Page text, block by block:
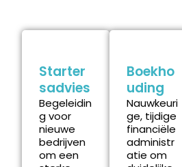
Starter
sadvies
Begeleidin
g voor
nieuwe
bedrijven
om een ​​
Boekho
uding
Nauwkeuri
ge, tijdige
financiële
administr
atie om